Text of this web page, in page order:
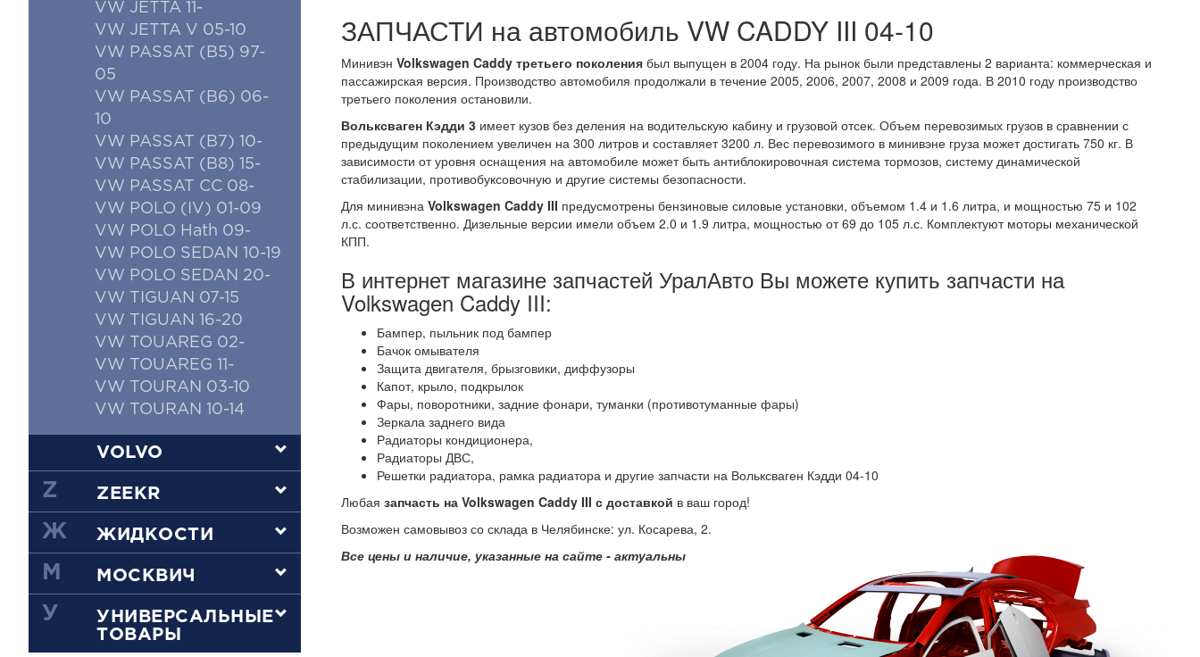
VW JETTA 11-
VW JETTA V 05-10
VW PASSAT (B5) 97-
05
VW PASSAT (B6) 06-
10
VW PASSAT (B7) 10-
VW PASSAT (B8) 15-
VW PASSAT CC 08-
VW POLO (IV) 01-09
VW POLO Hath 09-
VW POLO SEDAN 10-19
VW POLO SEDAN 20-
VW TIGUAN 07-15
VW TIGUAN 16-20
VW TOUAREG 02-
VW TOUAREG 11-
VW TOURAN 03-10
VW TOURAN 10-14
VOLVO
Z ZEEKR
Ж ЖИДКОСТИ
М МОСКВИЧ
У
УНИВЕРСАЛЬНЫЕ
ТОВАРЫ
ЗАПЧАСТИ на автомобиль VW CADDY III 04-10
Минивэн Volkswagen Caddy третьего поколения был выпущен в 2004 году. На рынок были представлены 2 варианта: коммерческая и
пассажирская версия. Производство автомобиля продолжали в течение 2005, 2006, 2007, 2008 и 2009 года. В 2010 году производство
третьего поколения остановили.
Вольксваген Кэдди 3 имеет кузов без деления на водительскую кабину и грузовой отсек. Объем перевозимых грузов в сравнении с
предыдущим поколением увеличен на 300 литров и составляет 3200 л. Вес перевозимого в минивэне груза может достигать 750 кг. В
зависимости от уровня оснащения на автомобиле может быть антиблокировочная система тормозов, систему динамической
стабилизации, противобуксовочную и другие системы безопасности.
Для минивэна Volkswagen Caddy III предусмотрены бензиновые силовые установки, объемом 1.4 и 1.6 литра, и мощностью 75 и 102
л.с. соответственно. Дизельные версии имели объем 2.0 и 1.9 литра, мощностью от 69 до 105 л.с. Комплектуют моторы механической
КПП.
В интернет магазине запчастей УралАвто Вы можете купить запчасти на
Volkswagen Caddy III:
Бампер, пыльник под бампер
Бачок омывателя
Защита двигателя, брызговики, диффузоры
Капот, крыло, подкрылок
Фары, поворотники, задние фонари, туманки (противотуманные фары)
Зеркала заднего вида
Радиаторы кондиционера,
Радиаторы ДВС,
Решетки радиатора, рамка радиатора и другие запчасти на Вольксваген Кэдди 04-10
Любая запчасть на Volkswagen Caddy III с доставкой в ваш город!
Возможен самовывоз со склада в Челябинске: ул. Косарева, 2.
Все цены и наличие, указанные на сайте - актуальны